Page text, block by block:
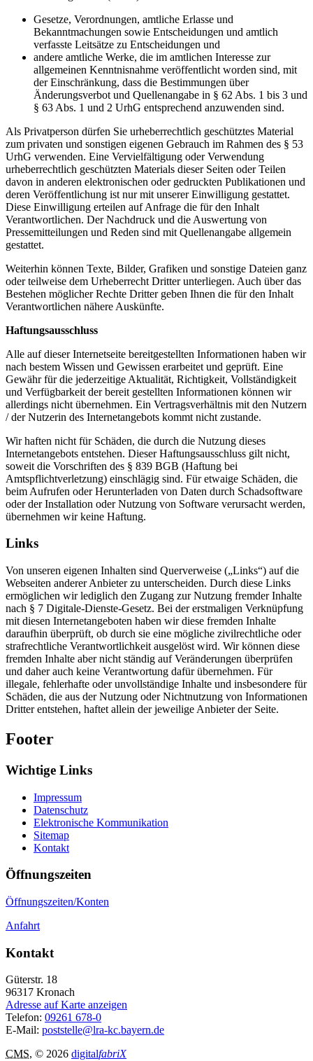
Gesetze, Verordnungen, amtliche Erlasse und
Bekanntmachungen sowie Entscheidungen und amtlich
verfasste Leitsätze zu Entscheidungen und
andere amtliche Werke, die im amtlichen Interesse zur
allgemeinen Kenntnisnahme veröffentlicht worden sind, mit
der Einschränkung, dass die Bestimmungen über
Änderungsverbot und Quellenangabe in § 62 Abs. 1 bis 3 und
§ 63 Abs. 1 und 2 UrhG entsprechend anzuwenden sind.
Als Privatperson dürfen Sie urheberrechtlich geschütztes Material
zum privaten und sonstigen eigenen Gebrauch im Rahmen des § 53
UrhG verwenden. Eine Vervielfältigung oder Verwendung
urheberrechtlich geschützten Materials dieser Seiten oder Teilen
davon in anderen elektronischen oder gedruckten Publikationen und
deren Veröffentlichung ist nur mit unserer Einwilligung gestattet.
Diese Einwilligung erteilen auf Anfrage die für den Inhalt
Verantwortlichen. Der Nachdruck und die Auswertung von
Pressemitteilungen und Reden sind mit Quellenangabe allgemein
gestattet.
Weiterhin können Texte, Bilder, Grafiken und sonstige Dateien ganz
oder teilweise dem Urheberrecht Dritter unterliegen. Auch über das
Bestehen möglicher Rechte Dritter geben Ihnen die für den Inhalt
Verantwortlichen nähere Auskünfte.
Haftungsausschluss
Alle auf dieser Internetseite bereitgestellten Informationen haben wir
nach bestem Wissen und Gewissen erarbeitet und geprüft. Eine
Gewähr für die jederzeitige Aktualität, Richtigkeit, Vollständigkeit
und Verfügbarkeit der bereit gestellten Informationen können wir
allerdings nicht übernehmen. Ein Vertragsverhältnis mit den Nutzern
/ der Nutzerin des Internetangebots kommt nicht zustande.
Wir haften nicht für Schäden, die durch die Nutzung dieses
Internetangebots entstehen. Dieser Haftungsausschluss gilt nicht,
soweit die Vorschriften des § 839 BGB (Haftung bei
Amtspflichtverletzung) einschlägig sind. Für etwaige Schäden, die
beim Aufrufen oder Herunterladen von Daten durch Schadsoftware
oder der Installation oder Nutzung von Software verursacht werden,
übernehmen wir keine Haftung.
Links
Von unseren eigenen Inhalten sind Querverweise („Links“) auf die
Webseiten anderer Anbieter zu unterscheiden. Durch diese Links
ermöglichen wir lediglich den Zugang zur Nutzung fremder Inhalte
nach § 7 Digitale-Dienste-Gesetz. Bei der erstmaligen Verknüpfung
mit diesen Internetangeboten haben wir diese fremden Inhalte
daraufhin überprüft, ob durch sie eine mögliche zivilrechtliche oder
strafrechtliche Verantwortlichkeit ausgelöst wird. Wir können diese
fremden Inhalte aber nicht ständig auf Veränderungen überprüfen
und daher auch keine Verantwortung dafür übernehmen. Für
illegale, fehlerhafte oder unvollständige Inhalte und insbesondere für
Schäden, die aus der Nutzung oder Nichtnutzung von Informationen
Dritter entstehen, haftet allein der jeweilige Anbieter der Seite.
Footer
Wichtige Links
Impressum
Datenschutz
Elektronische Kommunikation
Sitemap
Kontakt
Öffnungszeiten
Öffnungszeiten/Konten
Anfahrt
Kontakt
Güterstr. 18
96317 Kronach
Adresse auf Karte anzeigen
Telefon: 09261 678-0
E-Mail: poststelle@lra-kc.bayern.de
CMS, © 2026 digitalfabriX